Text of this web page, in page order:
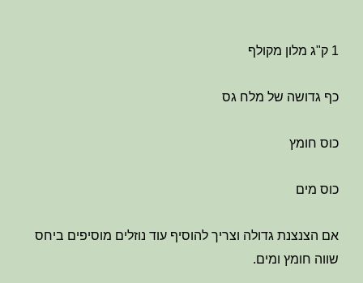
1 ק"ג מלון מקולף
כף גדושה של מלח גס
כוס חומץ
כוס מים
אם הצנצנת גדולה וצריך להוסיף עוד נוזלים מוסיפים ביחס
שווה חומץ ומים.